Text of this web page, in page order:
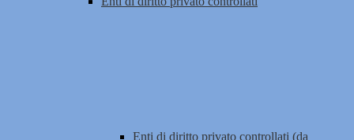
Enti di diritto privato controllati (da